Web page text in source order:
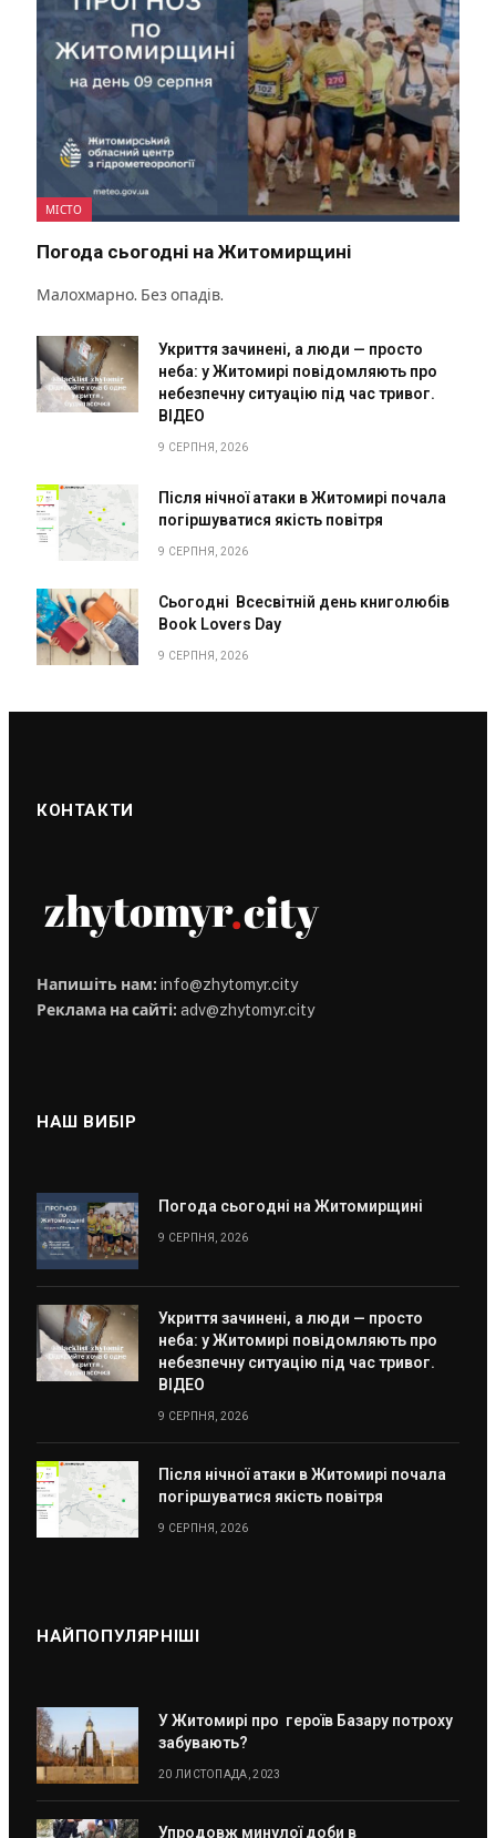
МІСТО
Погода сьогодні на Житомирщині
Малохмарно. Без опадів.
Укриття зачинені, а люди — просто
неба: у Житомирі повідомляють про
небезпечну ситуацію під час тривог.
ВІДЕО
9 СЕРПНЯ, 2026
Після нічної атаки в Житомирі почала
погіршуватися якість повітря
9 СЕРПНЯ, 2026
Сьогодні Всесвітній день книголюбів
Book Lovers Day
9 СЕРПНЯ, 2026
КОНТАКТИ
Напишіть нам: info@zhytomyr.city
Реклама на сайті: adv@zhytomyr.city
НАШ ВИБІР
Погода сьогодні на Житомирщині
9 СЕРПНЯ, 2026
Укриття зачинені, а люди — просто
неба: у Житомирі повідомляють про
небезпечну ситуацію під час тривог.
ВІДЕО
9 СЕРПНЯ, 2026
Після нічної атаки в Житомирі почала
погіршуватися якість повітря
9 СЕРПНЯ, 2026
НАЙПОПУЛЯРНІШІ
У Житомирі про героїв Базару потроху
забувають?
20 ЛИСТОПАДА, 2023
Упродовж минулої доби в